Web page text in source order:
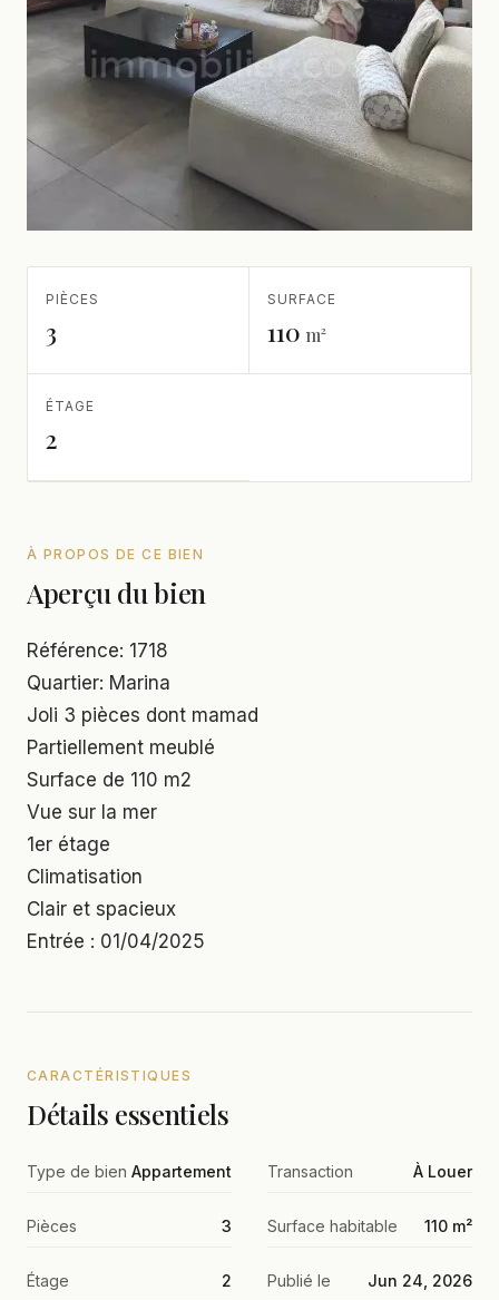
PIÈCES
3
SURFACE
110 m²
ÉTAGE
2
À PROPOS DE CE BIEN
Aperçu du bien
Référence: 1718
Quartier: Marina
Joli 3 pièces dont mamad
Partiellement meublé
Surface de 110 m2
Vue sur la mer
1er étage
Climatisation
Clair et spacieux
Entrée : 01/04/2025
CARACTÉRISTIQUES
Détails essentiels
Type de bien Appartement Transaction À Louer
Pièces 3 Surface habitable 110 m²
Étage 2 Publié le Jun 24, 2026